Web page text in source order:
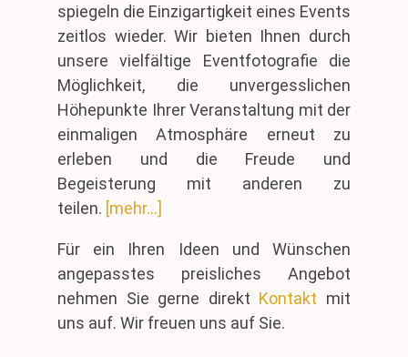
spiegeln die Einzigartigkeit eines Events
zeitlos wieder. Wir bieten Ihnen durch
unsere vielfältige Eventfotografie die
Möglichkeit, die unvergesslichen
Höhepunkte Ihrer Veranstaltung mit der
einmaligen Atmosphäre erneut zu
erleben und die Freude und
Begeisterung mit anderen zu
teilen. [mehr...]
Für ein Ihren Ideen und Wünschen
angepasstes preisliches Angebot
nehmen Sie gerne direkt Kontakt mit
uns auf. Wir freuen uns auf Sie.